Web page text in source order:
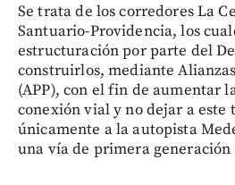
Se trata de los corredores La
Santuario-Providencia, los
estructuración por parte del
construirlos, mediante
(APP), con el fin de aumentar
conexión vial y no dejar a
únicamente a la autopista
una vía de primera generación